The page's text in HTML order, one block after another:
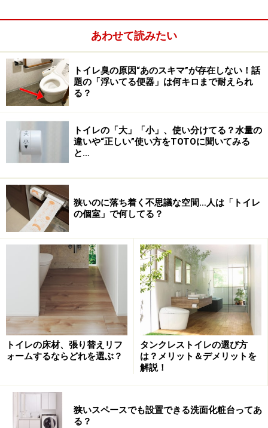
具体的なプランニングの際には、キッチンの換気扇や浴
室の換気乾燥機などにこだわりを持つ方はみられます
が、洗面（脱衣）室やトイレなどの換気扇に関しては、
あまり気にしない方も多いようです。換気計画は、ひと
つの空間や換気扇単体で判断するものではありません
が、洗面室やトイレは、空気が汚れやすい空間であり、
日々の換気の必要性も高いスペースなので、しっかりと
取り付け位置では、壁付タイプと天井埋め
込みタイプがある
あわせて読みたい
トイレ臭の原因“あのスキマ”が存在しない！話
題の「浮いてる便器」は何キロまで耐えられ
る？
トイレの「大」「小」、使い分けてる？水量の
違いや“正しい”使い方をTOTOに聞いてみる
と…
狭いのに落ち着く不思議な空間…人は「トイレ
の個室」で何してる？
トイレの床材、張り替えリフ
ォームするならどれを選ぶ？
タンクレストイレの選び方
は？メリット＆デメリットを
解説！
狭いスペースでも設置できる洗面化粧台ってあ
る？